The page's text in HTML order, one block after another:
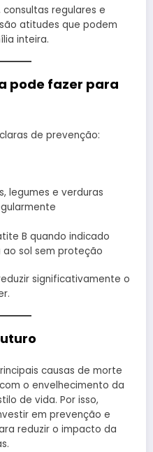
consultas regulares e
atitudes que podem
inteira.
pode fazer para
de prevenção:
legumes e verduras
B quando indicado
ao sol sem proteção
significativamente o
causas de morte
o envelhecimento da
de vida. Por isso,
em prevenção e
reduzir o impacto da